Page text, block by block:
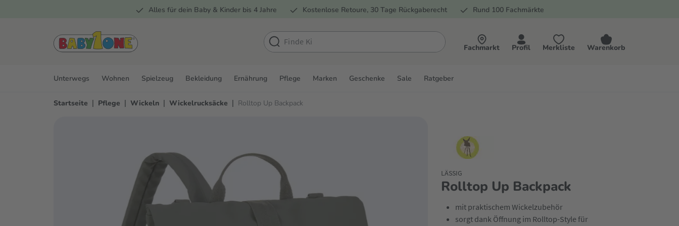
Alles für dein Baby & Kinder bis 4 Jahre Kostenlose Retoure, 30 Tage Rückgaberecht Rund 100 Fachmärkte
Fachmarkt Profil Merkliste Warenkorb
Unterwegs Wohnen Spielzeug Bekleidung Ernährung Pflege Marken Geschenke Sale Ratgeber
Startseite | Pflege | Wickeln | Wickelrucksäcke | Rolltop Up Backpack
Rolltop Up Backpack
LÄSSIG
mit praktischem Wickelzubehör
sorgt dank Öffnung im Rolltop-Style für